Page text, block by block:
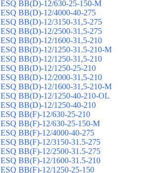
ESQ ВВ(D)-12/630-25-150-М
ESQ ВВ(D)-12/4000-40-275
ESQ ВВ(D)-12/3150-31,5-275
ESQ ВВ(D)-12/2500-31,5-275
ESQ ВВ(D)-12/1600-31,5-210
ESQ ВВ(D)-12/1250-31.5-210-М
ESQ ВВ(D)-12/1250-31,5-210
ESQ ВВ(D)-12/1250-25-210
ESQ BB(D)-12/2000-31,5-210
ESQ BB(D)-12/1600-31,5-210-М
ESQ BB(D)-12/1250-40-210-OL
ESQ BB(D)-12/1250-40-210
ESQ ВВ(F)-12/630-25-210
ESQ ВВ(F)-12/630-25-150-М
ESQ ВВ(F)-12/4000-40-275
ESQ ВВ(F)-12/3150-31.5-275
ESQ ВВ(F)-12/2500-31.5-275
ESQ ВВ(F)-12/1600-31.5-210
ESQ ВВ(F)-12/1250-25-150